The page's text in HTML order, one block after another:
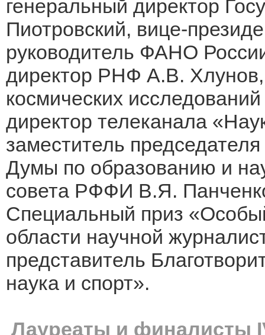
генеральный директор
Пиотровский, вице-
руководитель ФАНО
директор РНФ А.В. Хлунов,
космических
директор телеканала
заместитель
Думы по образованию и
совета РФФИ В.Я.
Специальный приз
области научной
представитель
наука и спорт».
Лауреаты и финалисты